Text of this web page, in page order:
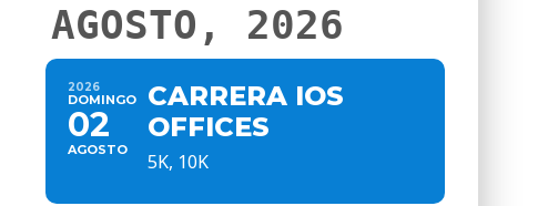
AGOSTO, 2026
2026
DOMINGO
02
AGOSTO
CARRERA IOS
OFFICES
5K, 10K